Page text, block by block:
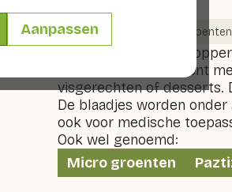
AanpassenNu in seizoen Groenten
Paztizz Tops® is de
Tops® is een ingrediënt
visgerechten of desserts.
De blaadjes worden
ook voor medische
Ook wel genoemd:
Micro groenten